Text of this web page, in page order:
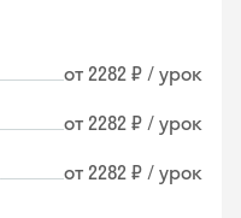
от 2282 ₽ / урок
от 2282 ₽ / урок
от 2282 ₽ / урок